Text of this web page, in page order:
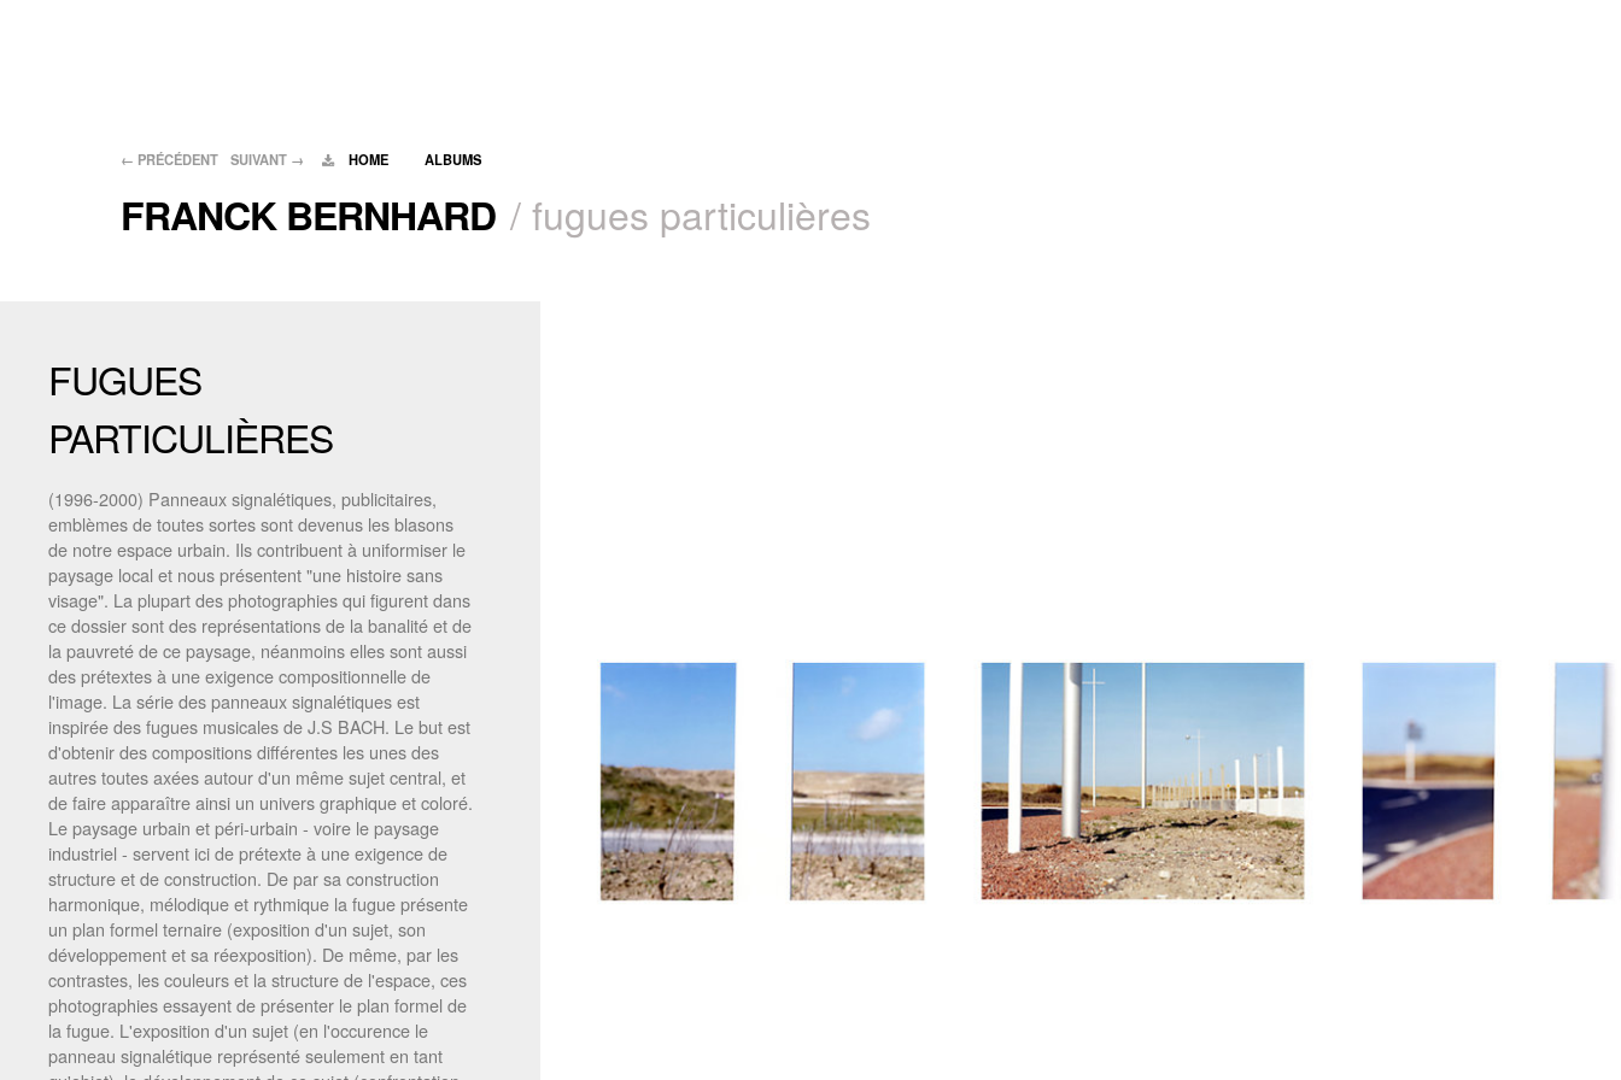
HOME ALBUMS
← PRÉCÉDENT SUIVANT →
FRANCK BERNHARD / fugues particulières
FUGUES
PARTICULIÈRES
(1996-2000) Panneaux signalétiques, publicitaires,
emblèmes de toutes sortes sont devenus les blasons
de notre espace urbain. Ils contribuent à uniformiser le
paysage local et nous présentent "une histoire sans
visage". La plupart des photographies qui figurent dans
ce dossier sont des représentations de la banalité et de
la pauvreté de ce paysage, néanmoins elles sont aussi
des prétextes à une exigence compositionnelle de
l'image. La série des panneaux signalétiques est
inspirée des fugues musicales de J.S BACH. Le but est
d'obtenir des compositions différentes les unes des
autres toutes axées autour d'un même sujet central, et
de faire apparaître ainsi un univers graphique et coloré.
Le paysage urbain et péri-urbain - voire le paysage
industriel - servent ici de prétexte à une exigence de
structure et de construction. De par sa construction
harmonique, mélodique et rythmique la fugue présente
un plan formel ternaire (exposition d'un sujet, son
développement et sa réexposition). De même, par les
contrastes, les couleurs et la structure de l'espace, ces
photographies essayent de présenter le plan formel de
la fugue. L'exposition d'un sujet (en l'occurence le
panneau signalétique représenté seulement en tant